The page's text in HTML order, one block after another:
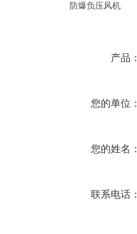
防爆负压风机
产品：
您的单位：
您的姓名：
联系电话：